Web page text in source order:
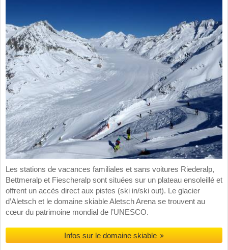
Les stations de vacances familiales et sans voitures Riederalp,
Bettmeralp et Fiescheralp sont situées sur un plateau ensoleillé et
offrent un accès direct aux pistes (ski in/ski out). Le glacier
d’Aletsch et le domaine skiable Aletsch Arena se trouvent au
cœur du patrimoine mondial de l’UNESCO.
Infos sur le domaine skiable